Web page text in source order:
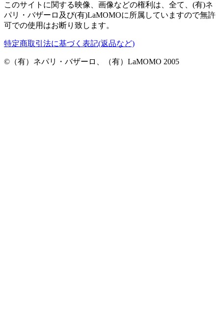
このサイトに関する映像、画像などの権利は、全て、(有)ネ
パリ・バザーロ及び(有)LaMOMOに所属していますので無許
可での使用はお断り致します。
特定商取引法に基づく表記(返品など)
©（有）ネパリ・バザーロ、（有）LaMOMO 2005